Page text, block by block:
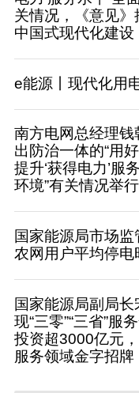
关情况，《意见
中国式现代化建设
e能源丨现代化用
南方电网总经理
出防治一体的“用
提升‘获得电力’服
环境”有关情况举
国家能源局市场
农网用户平均停
国家能源局副局
现“三零”“三省”服
投资超3000亿元
服务领域金字招牌